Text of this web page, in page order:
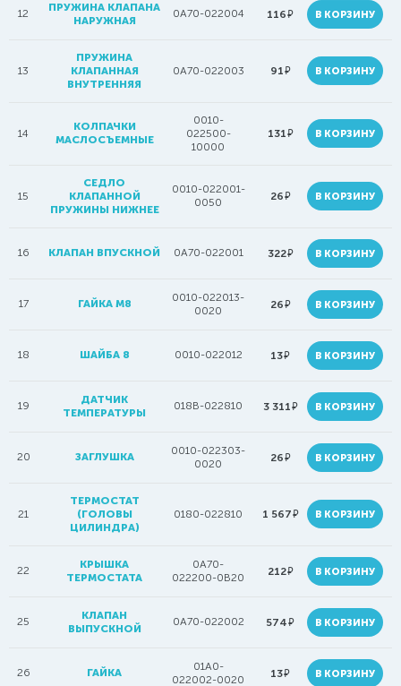
12
ПРУЖИНА КЛАПАНА
НАРУЖНАЯ
0A70-022004 116руб. В КОРЗИНУ
13
ПРУЖИНА
КЛАПАННАЯ
ВНУТРЕННЯЯ
0A70-022003 91руб. В КОРЗИНУ
14
КОЛПАЧКИ
МАСЛОСЪЕМНЫЕ
0010-
022500-
10000
131руб. В КОРЗИНУ
15
СЕДЛО
КЛАПАННОЙ
ПРУЖИНЫ НИЖНЕЕ
0010-022001-
0050
26руб. В КОРЗИНУ
16 КЛАПАН ВПУСКНОЙ 0A70-022001 322руб. В КОРЗИНУ
17 ГАЙКА M8
0010-022013-
0020
26руб. В КОРЗИНУ
18 ШАЙБА 8 0010-022012 13руб. В КОРЗИНУ
19
ДАТЧИК
ТЕМПЕРАТУРЫ
018B-022810 3 311руб. В КОРЗИНУ
20 ЗАГЛУШКА
0010-022303-
0020
26руб. В КОРЗИНУ
21
ТЕРМОСТАТ
(ГОЛОВЫ
ЦИЛИНДРА)
0180-022810 1 567руб. В КОРЗИНУ
22
КРЫШКА
ТЕРМОСТАТА
0A70-
022200-0B20
212руб. В КОРЗИНУ
25
КЛАПАН
ВЫПУСКНОЙ
0A70-022002 574руб. В КОРЗИНУ
26 ГАЙКА
01A0-
022002-0020
13руб. В КОРЗИНУ